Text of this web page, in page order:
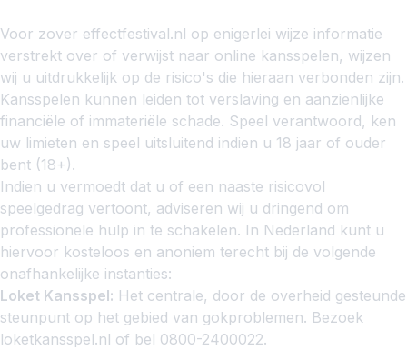
Voor zover effectfestival.nl op enigerlei wijze informatie
verstrekt over of verwijst naar online kansspelen, wijzen
wij u uitdrukkelijk op de risico's die hieraan verbonden zijn.
Kansspelen kunnen leiden tot verslaving en aanzienlijke
financiële of immateriële schade. Speel verantwoord, ken
uw limieten en speel uitsluitend indien u 18 jaar of ouder
bent (18+).
Indien u vermoedt dat u of een naaste risicovol
speelgedrag vertoont, adviseren wij u dringend om
professionele hulp in te schakelen. In Nederland kunt u
hiervoor kosteloos en anoniem terecht bij de volgende
onafhankelijke instanties:
Loket Kansspel: Het centrale, door de overheid gesteunde
steunpunt op het gebied van gokproblemen. Bezoek
loketkansspel.nl of bel 0800-2400022.